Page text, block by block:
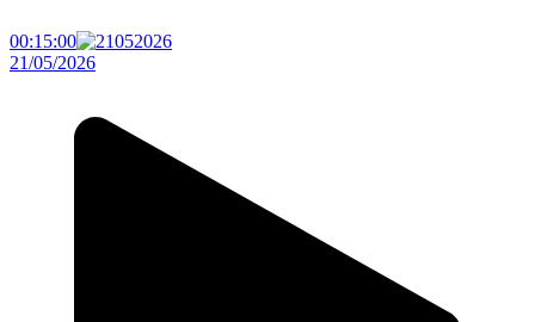
00:15:00
21/05/2026